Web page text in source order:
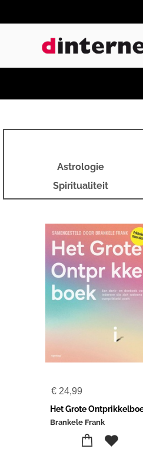
Astrologie
Spiritualiteit
€24,99
Brankele Frank